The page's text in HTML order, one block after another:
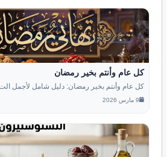
كل عام وأنتم بخير رمضان
كل عام وأنتم بخير رمضان: دليل شامل لأجمل الت�...